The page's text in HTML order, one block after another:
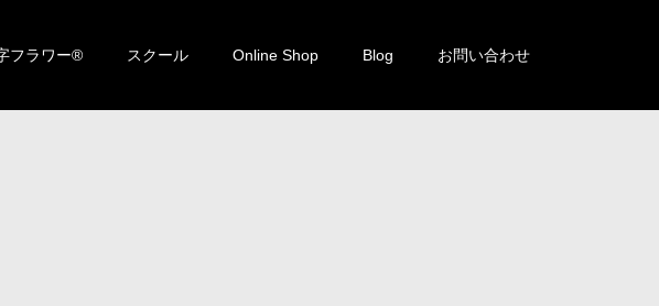
フラワー®︎ スクール Online Shop Blog お問い合わせ